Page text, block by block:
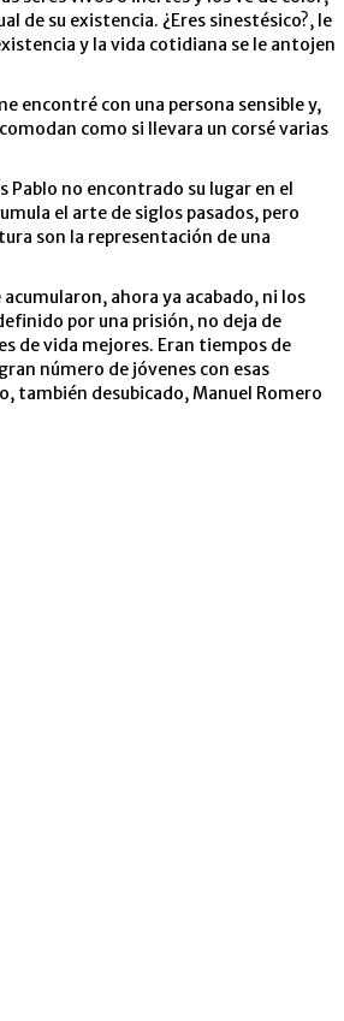
de su existencia. ¿Eres sinestésico?, le
y la vida cotidiana se le antojen
encontré con una persona sensible y,
como si llevara un corsé varias
no encontrado su lugar en el
el arte de siglos pasados, pero
son la representación de una
ahora ya acabado, ni los
por una prisión, no deja de
de vida mejores. Eran tiempos de
número de jóvenes con esas
también desubicado, Manuel Romero